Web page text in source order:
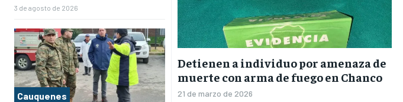
3 de agosto de 2026
Cauquenes
Detienen a individuo por amenaza de
muerte con arma de fuego en Chanco
21 de marzo de 2026